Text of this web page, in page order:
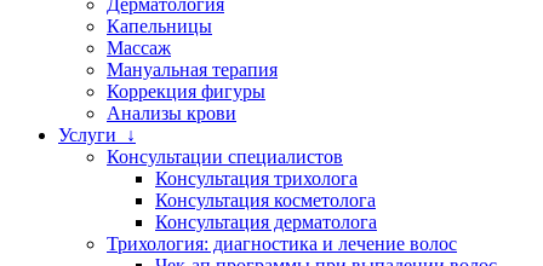
Дерматология
Капельницы
Массаж
Мануальная терапия
Коррекция фигуры
Анализы крови
Услуги ↓
Консультации специалистов
Консультация трихолога
Консультация косметолога
Консультация дерматолога
Трихология: диагностика и лечение волос